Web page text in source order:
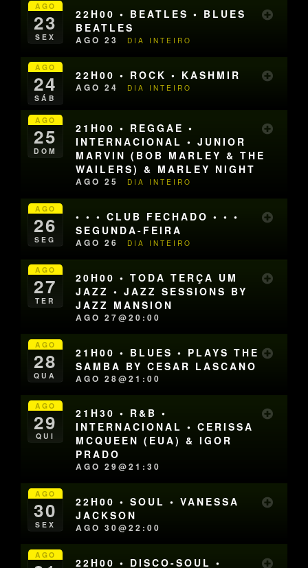
AGO
23
SEX
22H00 • BEATLES • BLUES
BEATLES
AGO 23 DIA INTEIRO
AGO
24
SÁB
22H00 • ROCK • KASHMIR
AGO 24 DIA INTEIRO
AGO
25
DOM
21H00 • REGGAE •
INTERNACIONAL • JUNIOR
MARVIN (BOB MARLEY & THE
WAILERS) & MARLEY NIGHT
AGO 25 DIA INTEIRO
AGO
26
SEG
• • • CLUB FECHADO • • •
SEGUNDA-FEIRA
AGO 26 DIA INTEIRO
AGO
27
TER
20H00 • TODA TERÇA UM
JAZZ • JAZZ SESSIONS BY
JAZZ MANSION
AGO 27@20:00
AGO
28
QUA
21H00 • BLUES • PLAYS THE
SAMBA BY CESAR LASCANO
AGO 28@21:00
AGO
29
QUI
21H30 • R&B •
INTERNACIONAL • CERISSA
MCQUEEN (EUA) & IGOR
PRADO
AGO 29@21:30
AGO
30
SEX
22H00 • SOUL • VANESSA
JACKSON
AGO 30@22:00
AGO
22H00 • DISCO-SOUL •